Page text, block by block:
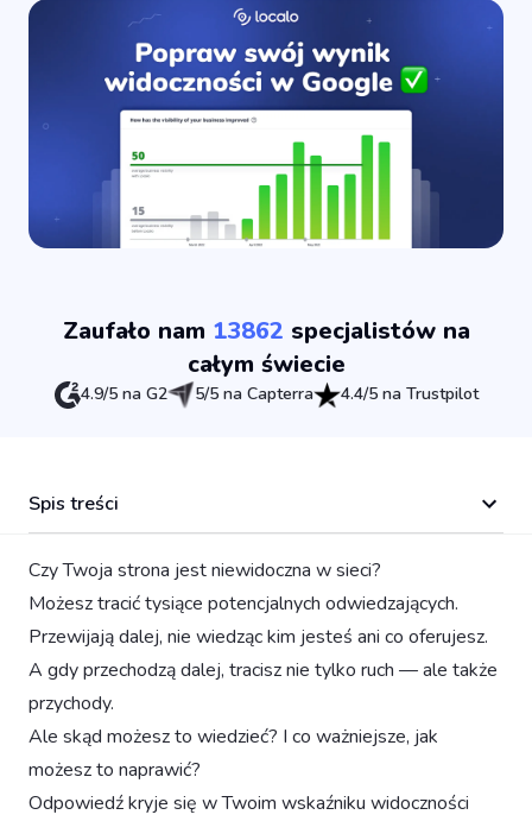
Zaufało nam 13862 specjalistów na
całym świecie
4.9/5 na G2 5/5 na Capterra 4.4/5 na Trustpilot
Spis treści
Czy Twoja strona jest niewidoczna w sieci?
Możesz tracić tysiące potencjalnych odwiedzających.
Przewijają dalej, nie wiedząc kim jesteś ani co oferujesz.
A gdy przechodzą dalej, tracisz nie tylko ruch — ale także
przychody.
Ale skąd możesz to wiedzieć? I co ważniejsze, jak
możesz to naprawić?
Odpowiedź kryje się w Twoim wskaźniku widoczności